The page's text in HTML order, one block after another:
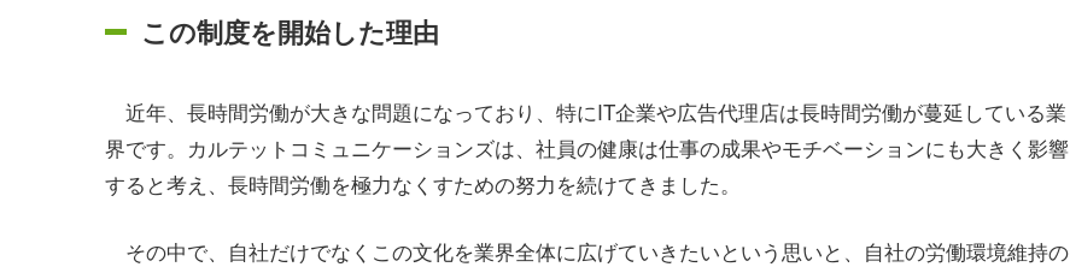
この制度を開始した理由
近年、長時間労働が大きな問題になっており、特にIT企業や広告代理店は長時間労働が蔓延している業
界です。カルテットコミュニケーションズは、社員の健康は仕事の成果やモチベーションにも大きく影響
すると考え、長時間労働を極力なくすための努力を続けてきました。
その中で、自社だけでなくこの文化を業界全体に広げていきたいという思いと、自社の労働環境維持の